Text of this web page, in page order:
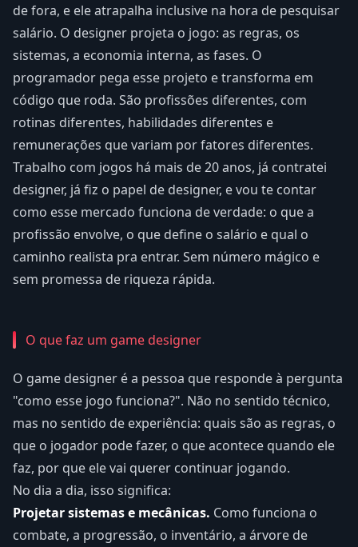
de fora, e ele atrapalha inclusive na hora de pesquisar
salário. O designer projeta o jogo: as regras, os
sistemas, a economia interna, as fases. O
programador pega esse projeto e transforma em
código que roda. São profissões diferentes, com
rotinas diferentes, habilidades diferentes e
remunerações que variam por fatores diferentes.
Trabalho com jogos há mais de 20 anos, já contratei
designer, já fiz o papel de designer, e vou te contar
como esse mercado funciona de verdade: o que a
profissão envolve, o que define o salário e qual o
caminho realista pra entrar. Sem número mágico e
sem promessa de riqueza rápida.
O que faz um game designer
O game designer é a pessoa que responde à pergunta
"como esse jogo funciona?". Não no sentido técnico,
mas no sentido de experiência: quais são as regras, o
que o jogador pode fazer, o que acontece quando ele
faz, por que ele vai querer continuar jogando.
No dia a dia, isso significa:
Projetar sistemas e mecânicas. Como funciona o
combate, a progressão, o inventário, a árvore de